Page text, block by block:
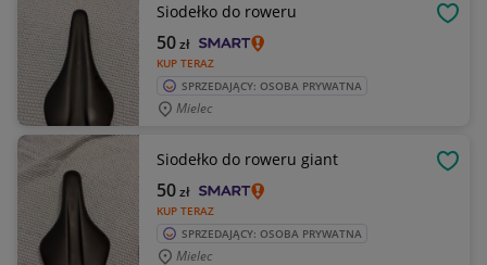
Siodełko do roweru
KUP TERAZ
50zł
SPRZEDAJĄCY: OSOBA PRYWATNA
Mielec
Siodełko do roweru giant
KUP TERAZ
50zł
SPRZEDAJĄCY: OSOBA PRYWATNA
Mielec